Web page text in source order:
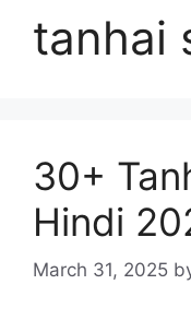
tanhai
30+
Hindi
March 31, 2025